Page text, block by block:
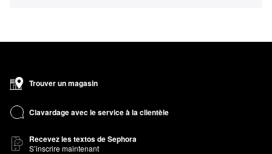
Trouver un magasin
Clavardage avec le service à la clientèle
Recevez les textos de Sephora
S’inscrire maintenant